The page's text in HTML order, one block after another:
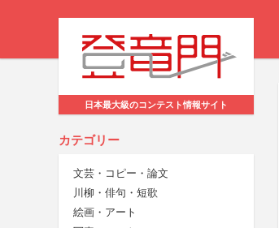
日本最大級のコンテスト情報サイト
カテゴリー
文芸・コピー・論文
川柳・俳句・短歌
絵画・アート